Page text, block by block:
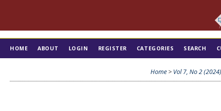
HOME ABOUT LOGIN REGISTER CATEGORIES SEARCH
Home > Vol 7, No 2 (2024)